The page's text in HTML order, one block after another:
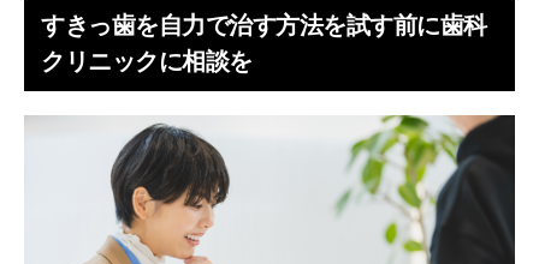
すきっ歯を自力で治す方法を試す前に歯科
クリニックに相談を